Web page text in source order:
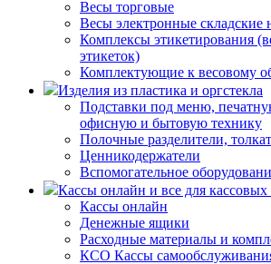
Весы торговые
Весы электронные складские
Комплексы этикетирования
этикеток)
Комплектующие к весовому
Изделия из пластика и оргстекла
Подставки под меню,
офисную и бытовую технику
Полочные разделители,
Ценникодержатели
Вспомогательное
Кассы онлайн и все для кассовых
Кассы онлайн
Денежные ящики
Расходные материалы и
КСО Кассы